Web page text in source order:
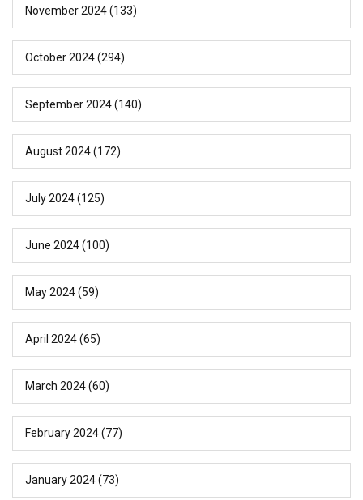
November 2024(133)
October 2024(294)
September 2024(140)
August 2024(172)
July 2024(125)
June 2024(100)
May 2024(59)
April 2024(65)
March 2024(60)
February 2024(77)
January 2024(73)